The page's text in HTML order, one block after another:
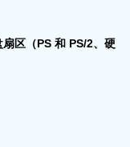
区（PS 和 PS/2、硬